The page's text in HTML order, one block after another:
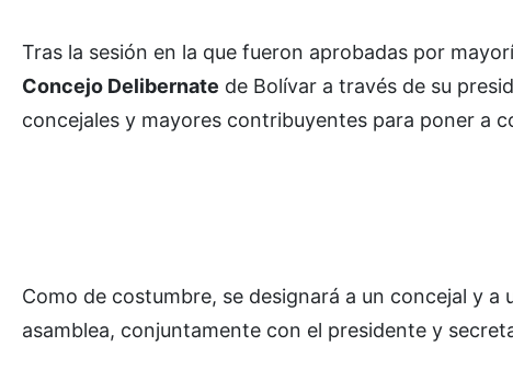
Tras la sesión en la que fueron aprobadas por
Concejo Delibernate de Bolívar a través de su
concejales y mayores contribuyentes para poner a
Como de costumbre, se designará a un concejal y
asamblea, conjuntamente con el presidente y